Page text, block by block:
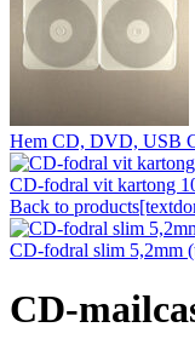
Hem CD, DVD, USB
CD-fodral vit kartong
Back to
CD-fodral slim 5,2mm
CD-